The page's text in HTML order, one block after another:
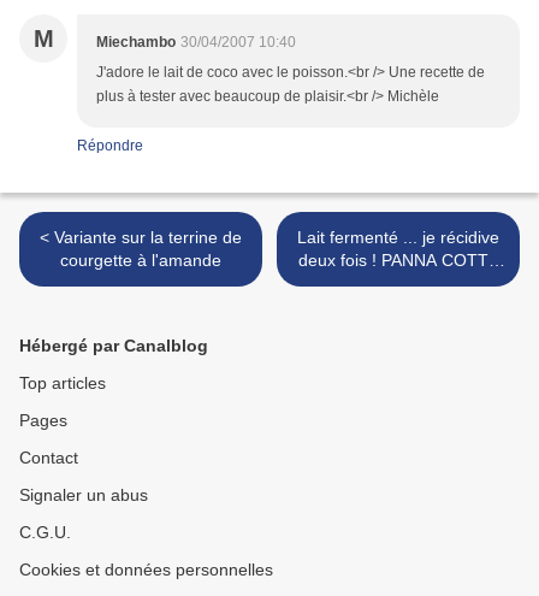
M Miechambo 30/04/2007 10:40
J'adore le lait de coco avec le poisson.<br /> Une recette de
plus à tester avec beaucoup de plaisir.<br /> Michèle
Répondre
< Variante sur la terrine de
courgette à l'amande
Lait fermenté ... je récidive
deux fois ! PANNA COTTA
AU LAIT FERMENTE >
Hébergé par Canalblog
Top articles
Pages
Contact
Signaler un abus
C.G.U.
Cookies et données personnelles